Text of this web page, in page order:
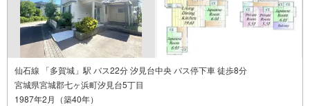
仙石線 「多賀城」駅 バス22分 汐見台中央 バス停下車 徒歩8分
宮城県宮城郡七ヶ浜町汐見台5丁目
1987年2月（築40年）